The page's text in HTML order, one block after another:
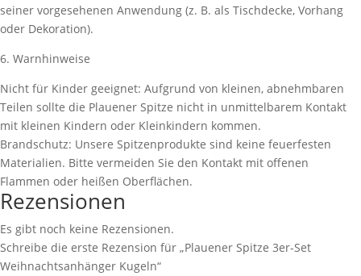
seiner vorgesehenen Anwendung (z. B. als Tischdecke, Vorhang
oder Dekoration).
6. Warnhinweise
Nicht für Kinder geeignet: Aufgrund von kleinen, abnehmbaren
Teilen sollte die Plauener Spitze nicht in unmittelbarem Kontakt
mit kleinen Kindern oder Kleinkindern kommen.
Brandschutz: Unsere Spitzenprodukte sind keine feuerfesten
Materialien. Bitte vermeiden Sie den Kontakt mit offenen
Flammen oder heißen Oberflächen.
Rezensionen
Es gibt noch keine Rezensionen.
Schreibe die erste Rezension für „Plauener Spitze 3er-Set
Weihnachtsanhänger Kugeln“